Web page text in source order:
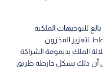
للتوجيهات الملكية
لتعزيز المخزون
الملك بديمومة الشراكة
أن ذلك يشكل خارطة طريق